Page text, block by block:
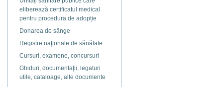
eliberează certificatul medical
pentru procedura de adopție
Donarea de sânge
Registre naţionale de sănătate
Cursuri, examene, concursuri
Ghiduri, documentaţii, legaturi
utile, cataloage, alte documente